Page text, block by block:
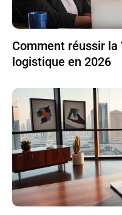
Comment réussir la
logistique en 2026